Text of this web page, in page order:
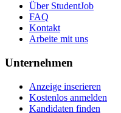
Über StudentJob
FAQ
Kontakt
Arbeite mit uns
Unternehmen
Anzeige inserieren
Kostenlos anmelden
Kandidaten finden